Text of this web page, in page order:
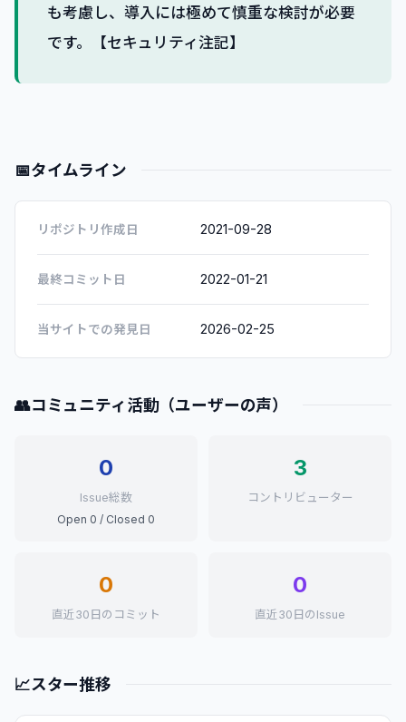
も考慮し、導入には極めて慎重な検討が必要
です。【セキュリティ注記】
📅タイムライン
リポジトリ作成日 2021-09-28
最終コミット日 2022-01-21
当サイトでの発見日 2026-02-25
👥コミュニティ活動（ユーザーの声）
0
Issue総数
Open 0 / Closed 0
3
コントリビューター
0
直近30日のコミット
0
直近30日のIssue
📈スター推移